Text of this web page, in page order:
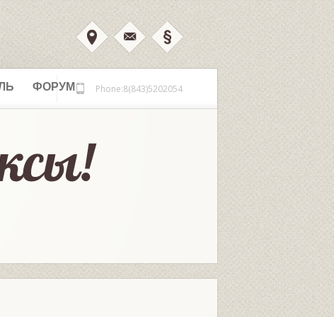
ФОРУМ Phone:8(843)5202054